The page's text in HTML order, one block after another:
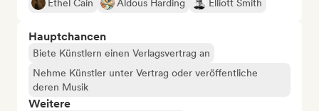
Ethel Cain
Aldous Harding Elliott Smith
Hauptchancen
Biete Künstlern einen Verlagsvertrag an
Nehme Künstler unter Vertrag oder veröffentliche
deren Musik
Weitere